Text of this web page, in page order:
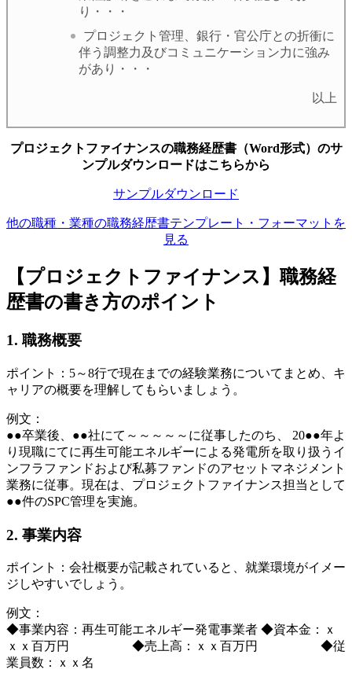
り・・・
プロジェクト管理、銀行・官公庁との折衝に
伴う調整力及びコミュニケーション力に強み
があり・・・
以上
プロジェクトファイナンスの職務経歴書（Word形式）のサ
ンプルダウンロードはこちらから
サンプルダウンロード
他の職種・業種の職務経歴書テンプレート・フォーマットを
見る
【プロジェクトファイナンス】職務経
歴書の書き方のポイント
1. 職務概要
ポイント：5～8行で現在までの経験業務についてまとめ、キ
ャリアの概要を理解してもらいましょう。
例文：
●●卒業後、●●社にて～～～～～に従事したのち、 20●●年よ
り現職にてに再生可能エネルギーによる発電所を取り扱うイ
ンフラファンドおよび私募ファンドのアセットマネジメント
業務に従事。現在は、プロジェクトファイナンス担当として
●●件のSPC管理を実施。
2. 事業内容
ポイント：会社概要が記載されていると、就業環境がイメー
ジしやすいでしょう。
例文：
◆事業内容：再生可能エネルギー発電事業者 ◆資本金：ｘ
ｘｘ百万円 ◆売上高：ｘｘ百万円 ◆従
業員数：ｘｘ名